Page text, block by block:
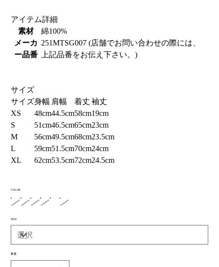
アイテム詳細
素材
綿100%
メーカ
ー品番
251MTSG007 (店舗でお問い合わせの際には、
上記品番をお伝え下さい。)
サイズ
サイズ身幅 肩幅 着丈 袖丈
XS
48cm44.5cm58cm19cm
S
51cm46.5cm65cm23cm
M
56cm49.5cm68cm23.5cm
L
59cm51.5cm70cm24cm
XL
62cm53.5cm72cm24.5cm
COLOR
SIZE
数量